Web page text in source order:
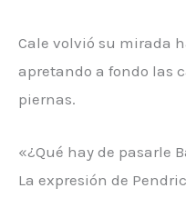
Cale volvió su mirada
apretando a fondo las
piernas.
«¿Qué hay de pasarle
La expresión de